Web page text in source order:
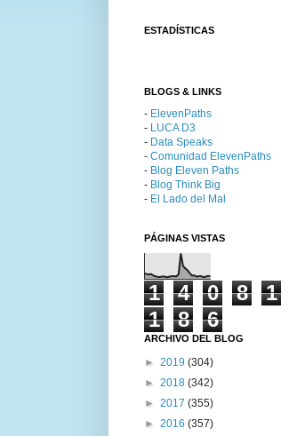
ESTADÍSTICAS
BLOGS & LINKS
- ElevenPaths
- LUCA D3
- Data Speaks
- Comunidad ElevenPaths
- Blog Eleven Paths
- Blog Think Big
- El Lado del Mal
PÁGINAS VISTAS
1 4 0 8
1
1
8 6
ARCHIVO DEL BLOG
► 2019 (304)
► 2018 (342)
► 2017 (355)
► 2016 (357)